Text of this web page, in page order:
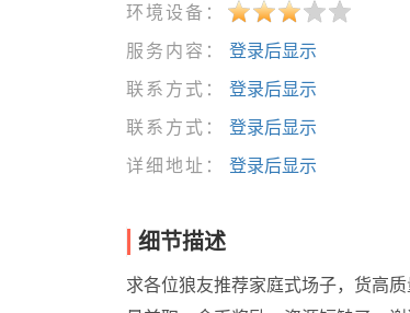
环境设备：
服务内容：
登录后显示
联系方式：
登录后显示
联系方式：
登录后显示
详细地址：
登录后显示
细节描述
求各位狼友推荐家庭式场子，货高